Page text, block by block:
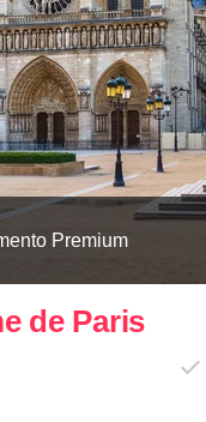
Premium
de Paris